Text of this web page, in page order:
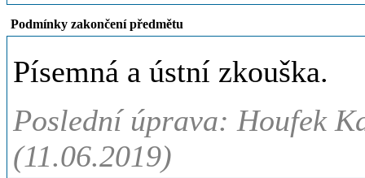
Podmínky zakončení předmětu
Písemná a ústní zkouška.
Poslední úprava: Houfek
(11.06.2019)